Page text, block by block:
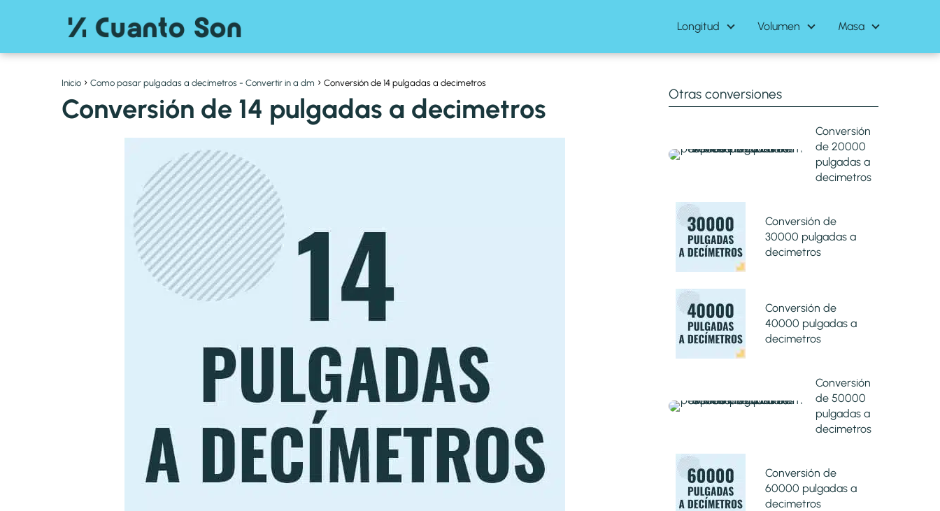
Longitud Volumen Masa
Inicio Como pasar pulgadas a decímetros - Convertir in a dm Conversión de 14 pulgadas a decimetros
Conversión de 14 pulgadas a decimetros Otras conversiones
Conversión
de 20000
pulgadas a
decimetros
Conversión de
30000 pulgadas a
decimetros
Conversión de
40000 pulgadas a
decimetros
Conversión
de 50000
pulgadas a
decimetros
Conversión de
60000 pulgadas a
decimetros